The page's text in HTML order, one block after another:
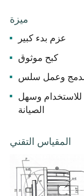
ميزة
عزم بدء كبير
كبح موثوق
وعمل سلس
وسهل
الصيانة
المقياس التقني